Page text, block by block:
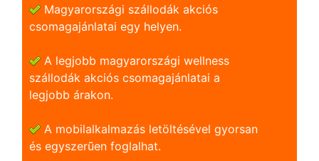
Magyarországi szállodák akciós
csomagajánlatai egy helyen.
A legjobb magyarországi wellness
szállodák akciós csomagajánlatai a
legjobb árakon.
A mobilalkalmazás letöltésével gyorsan
és egyszerũen foglalhat.